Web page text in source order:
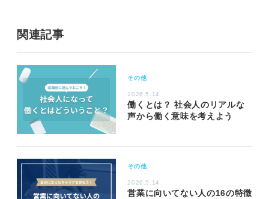
関連記事
その他
2026.5.14
働くとは？ 社会人のリアルな
声から働く意味を考えよう
その他
2026.5.14
営業に向いてない人の16の特徴